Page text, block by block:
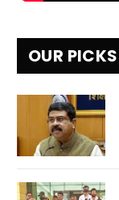
OUR PICKS